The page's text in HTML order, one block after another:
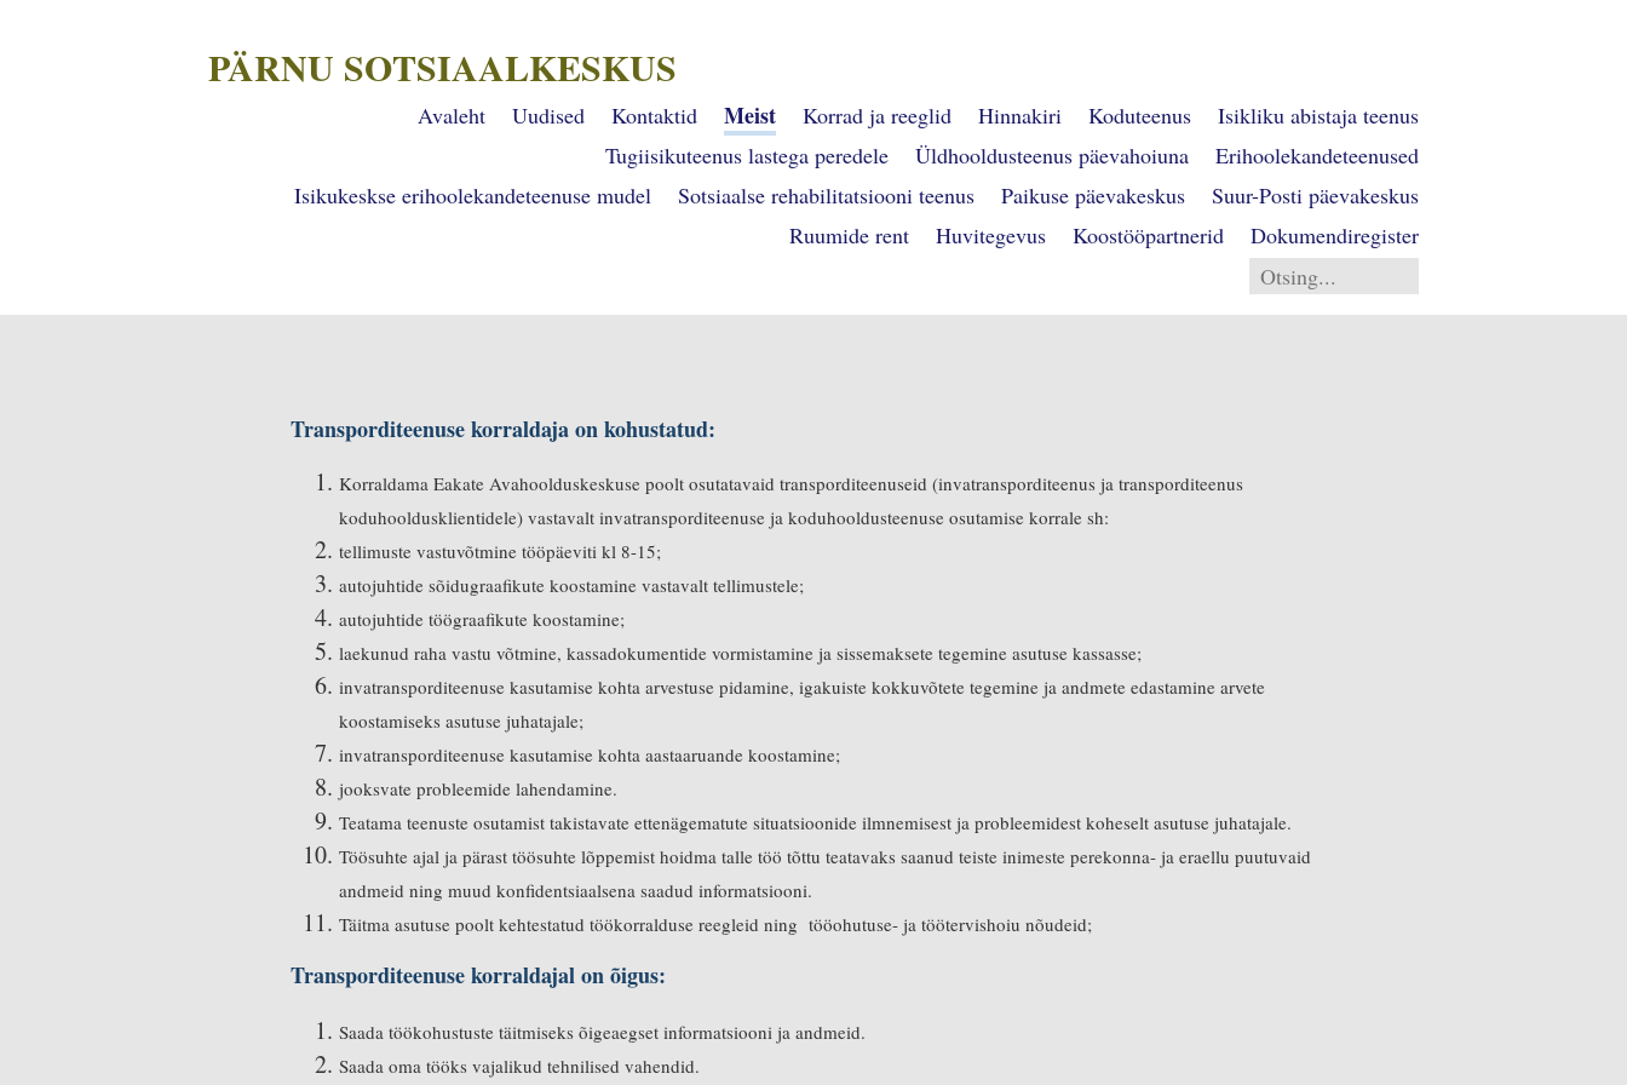
PÄRNU SOTSIAALKESKUS
Avaleht Uudised Kontaktid Meist Korrad ja reeglid Hinnakiri Koduteenus
Isikliku abistaja teenus
Tugiisikuteenus lastega peredele
Üldhooldusteenus päevahoiuna
Erihoolekandeteenused
Isikukeskse erihoolekandeteenuse mudel
Sotsiaalse rehabilitatsiooni teenus Paikuse päevakeskus
Suur-Posti päevakeskus
Ruumide rent
Huvitegevus Koostööpartnerid Dokumendiregister
Transporditeenuse korraldaja on kohustatud:
Korraldama Eakate Avahoolduskeskuse poolt osutatavaid transporditeenuseid (invatransporditeenus ja transporditeenus
koduhooldusklientidele) vastavalt invatransporditeenuse ja koduhooldusteenuse osutamise korrale sh:
tellimuste vastuvõtmine tööpäeviti kl 8-15;
autojuhtide sõidugraafikute koostamine vastavalt tellimustele;
autojuhtide töögraafikute koostamine;
laekunud raha vastu võtmine, kassadokumentide vormistamine ja sissemaksete tegemine asutuse kassasse;
invatransporditeenuse kasutamise kohta arvestuse pidamine, igakuiste kokkuvõtete tegemine ja andmete edastamine arvete
koostamiseks asutuse juhatajale;
invatransporditeenuse kasutamise kohta aastaaruande koostamine;
jooksvate probleemide lahendamine.
Teatama teenuste osutamist takistavate ettenägematute situatsioonide ilmnemisest ja probleemidest koheselt asutuse juhatajale.
Töösuhte ajal ja pärast töösuhte lõppemist hoidma talle töö tõttu teatavaks saanud teiste inimeste perekonna- ja eraellu puutuvaid
andmeid ning muud konfidentsiaalsena saadud informatsiooni.
Täitma asutuse poolt kehtestatud töökorralduse reegleid ning tööohutuse- ja töötervishoiu nõudeid;
Transporditeenuse korraldajal on õigus:
Saada töökohustuste täitmiseks õigeaegset informatsiooni ja andmeid.
Saada oma tööks vajalikud tehnilised vahendid.